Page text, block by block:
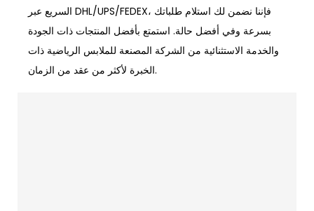
السريع عبر DHL/UPS/FEDEX، فإننا نضمن لك استلام طلباتك
بسرعة وفي أفضل حالة. استمتع بأفضل المنتجات ذات الجودة
والخدمة الاستثنائية من الشركة المصنعة للملابس الرياضية ذات
الخبرة لأكثر من عقد من الزمان.